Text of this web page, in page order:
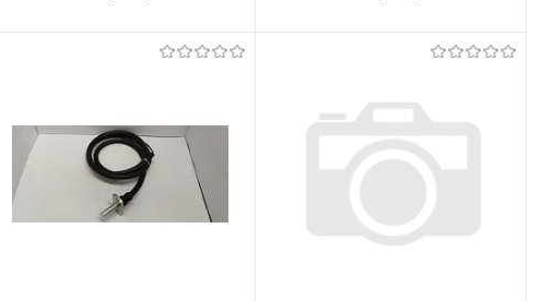
В корзину
К сравнению
В избранное
Под заказ
В корзину
К сравнению
В избранное
Под заказ